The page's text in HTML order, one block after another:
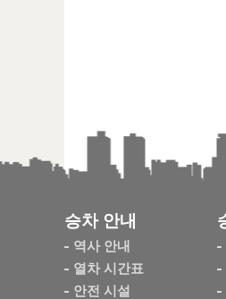
승차 안내
역사 안내
열차 시간표
안전 시설